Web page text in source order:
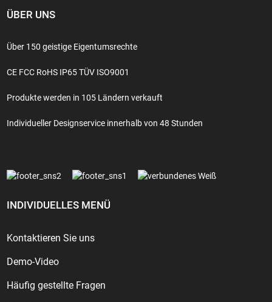
ÜBER UNS
Über 150 geistige Eigentumsrechte
CE FCC RoHS IP65 TÜV ISO9001
Produkte werden in 105 Ländern verkauft
Individueller Designservice innerhalb von 48 Stunden
INDIVIDUELLES MENÜ
Kontaktieren Sie uns
Demo-Video
Häufig gestellte Fragen